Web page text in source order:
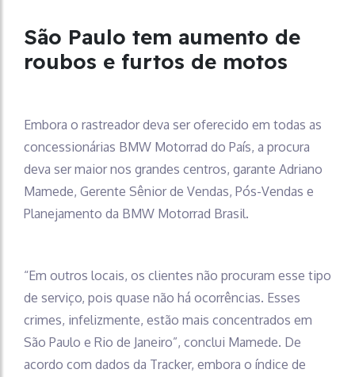
São Paulo tem aumento de
roubos e furtos de motos
Embora o rastreador deva ser oferecido em todas as
concessionárias BMW Motorrad do País, a procura
deva ser maior nos grandes centros, garante Adriano
Mamede, Gerente Sênior de Vendas, Pós-Vendas e
Planejamento da BMW Motorrad Brasil.
“Em outros locais, os clientes não procuram esse tipo
de serviço, pois quase não há ocorrências. Esses
crimes, infelizmente, estão mais concentrados em
São Paulo e Rio de Janeiro”, conclui Mamede. De
acordo com dados da Tracker, embora o índice de